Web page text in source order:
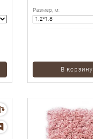
Размер, м:
В корзину